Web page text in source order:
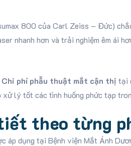
800 của Carl Zeiss – Đức)
nhanh hơn và trải nghiệm êm ái
Chi phí phẫu thuật mắt cận thị tại
lý tốt các tình huống phức tạp
theo từng
dụng tại Bệnh viện Mắt Ánh